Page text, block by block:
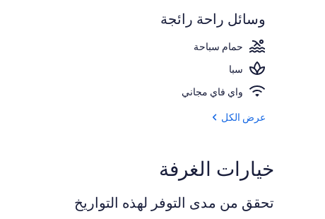
وسائل راحة رائجة
حمام سباحة
سبا
واي فاي مجاني
عرض الكل
خيارات الغرفة
تحقق من مدى التوفر لهذه التواريخ